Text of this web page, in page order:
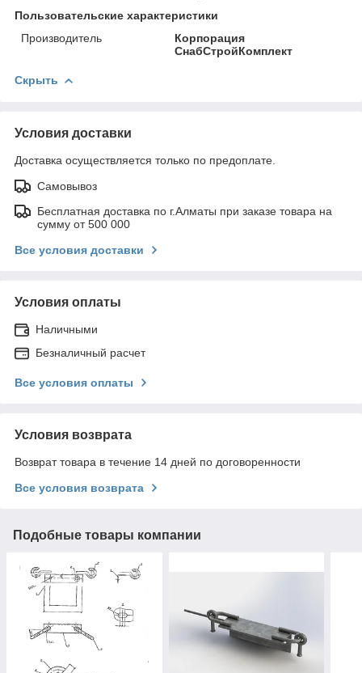
Пользовательские характеристики
Производитель
Корпорация
СнабСтройКомплект
Скрыть
Условия доставки
Доставка осуществляется только по предоплате.
Самовывоз
Бесплатная доставка по г.Алматы при заказе товара на
сумму от 500 000
Все условия доставки
Условия оплаты
Наличными
Безналичный расчет
Все условия оплаты
Условия возврата
Возврат товара в течение 14 дней по договоренности
Все условия возврата
Подобные товары компании